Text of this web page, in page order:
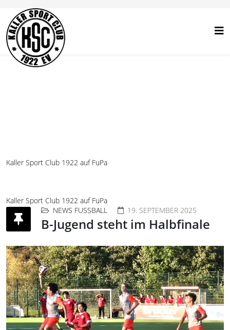
Kaller Sport Club 1922 auf FuPa
Kaller Sport Club 1922 auf FuPa
NEWS FUSSBALL
19. SEPTEMBER 2025
B-Jugend steht im Halbfinale